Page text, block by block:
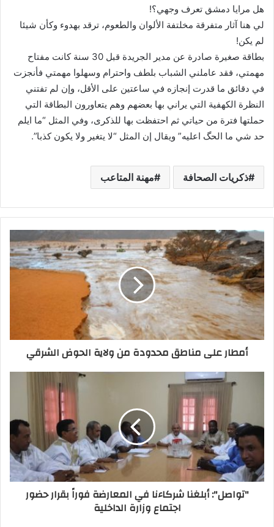
هل مرايا دمشق تعرف وجهي؟!
لي هنا آثار متفرقة مخلتفة الألوان والطعوم، ترقد بهدوء وكأن شيئا
لم يكن!
بطاقة صغيرة صادرة عن مدير الجريدة قبل 30 سنة كانت مفتاح
مهمتي، فقد عاملني الشباب بلطف واحترام وسهلوا مهمتي فأنجزت
في دقائق ما قدرت إنجازه في ساعتين على الأقل، وإن لم تفتني
النظرة الكهفية التي يراني بها بعضهم وهم يتعاورون البطاقة التي
حملتها فترة من حياتي ثم احتفظت بها للذكرى، وفي المثل “ما ايلم
حد شي ما الحگ اعليه” ويقال إن المثل “لا يتغير ولا يكون كذبا”.
ذكريات الصحافة مهنة المتاعب
أمطار على مناطق محدودة من ولاية الحوض الشرقي
"تواصل": أبلغنا شركاءنا في المعارضة فوراً بقرار حضور
اجتماع وزارة الداخلية